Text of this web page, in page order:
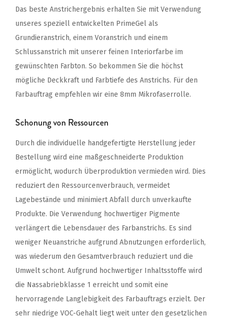
Das beste Anstrichergebnis erhalten Sie mit Verwendung
unseres speziell entwickelten PrimeGel als
Grundieranstrich, einem Voranstrich und einem
Schlussanstrich mit unserer feinen Interiorfarbe im
gewünschten Farbton. So bekommen Sie die höchst
mögliche Deckkraft und Farbtiefe des Anstrichs. Für den
Farbauftrag empfehlen wir eine 8mm Mikrofaserrolle.
Schonung von Ressourcen
Durch die individuelle handgefertigte Herstellung jeder
Bestellung wird eine maßgeschneiderte Produktion
ermöglicht, wodurch Überproduktion vermieden wird. Dies
reduziert den Ressourcenverbrauch, vermeidet
Lagebestände und minimiert Abfall durch unverkaufte
Produkte. Die Verwendung hochwertiger Pigmente
verlängert die Lebensdauer des Farbanstrichs. Es sind
weniger Neuanstriche aufgrund Abnutzungen erforderlich,
was wiederum den Gesamtverbrauch reduziert und die
Umwelt schont. Aufgrund hochwertiger Inhaltsstoffe wird
die Nassabriebklasse 1 erreicht und somit eine
hervorragende Langlebigkeit des Farbauftrags erzielt. Der
sehr niedrige VOC-Gehalt liegt weit unter den gesetzlichen